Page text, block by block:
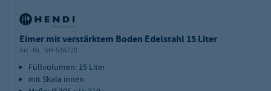
Eimer mit verstärktem Boden Edelstahl 15 Liter
Art.-Nr.: GH-516720
Füllvolumen: 15 Liter
mit Skala innen